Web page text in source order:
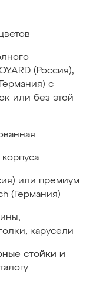
(Россия),
с
или без этой
или премиум
(Германия)
карусели
стойки и